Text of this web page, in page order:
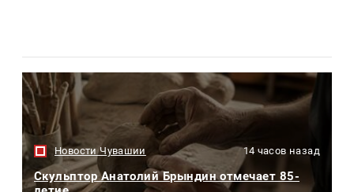
Новости Чувашии 14 часов назад
Скульптор Анатолий Брындин отмечает 85-